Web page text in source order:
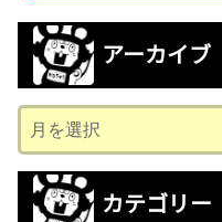
アーカイブ
ー
カ
カテゴリー